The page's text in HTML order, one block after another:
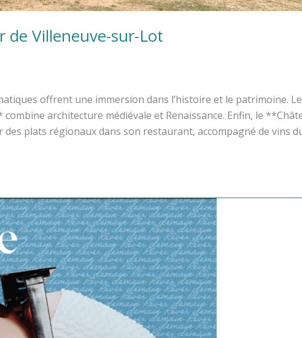
de Villeneuve-sur-Lot
offrent une immersion dans l’histoire et le patrimoine.
architecture médiévale et Renaissance. Enfin, le
plats régionaux dans son restaurant, accompagné de vins